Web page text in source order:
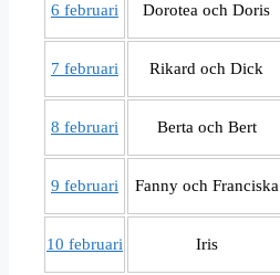
6 februari Dorotea och Doris
7 februari Rikard och Dick
8 februari Berta och Bert
9 februari Fanny och Franciska
10 februari Iris